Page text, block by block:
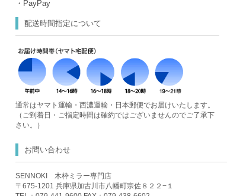
・PayPay
配送時間指定について
通常はヤマト運輸・西濃運輸・日本郵便でお届けいたします。
（ご到着日・ご指定時間は確約ではございませんのでご了承下
さい。）
お問い合わせ
SENNOKI 木枠ミラー専門店
〒675-1201 兵庫県加古川市八幡町宗佐８２２−１